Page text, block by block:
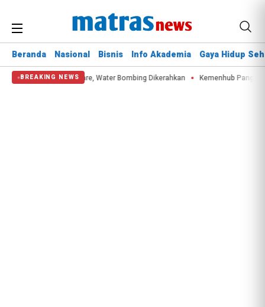
Beranda Nasional Bisnis Info Akademia Gaya Hidup
BREAKING NEWS
60 Hektare, Water Bombing Dikerahkan Kemenhub Pangkas Fuel